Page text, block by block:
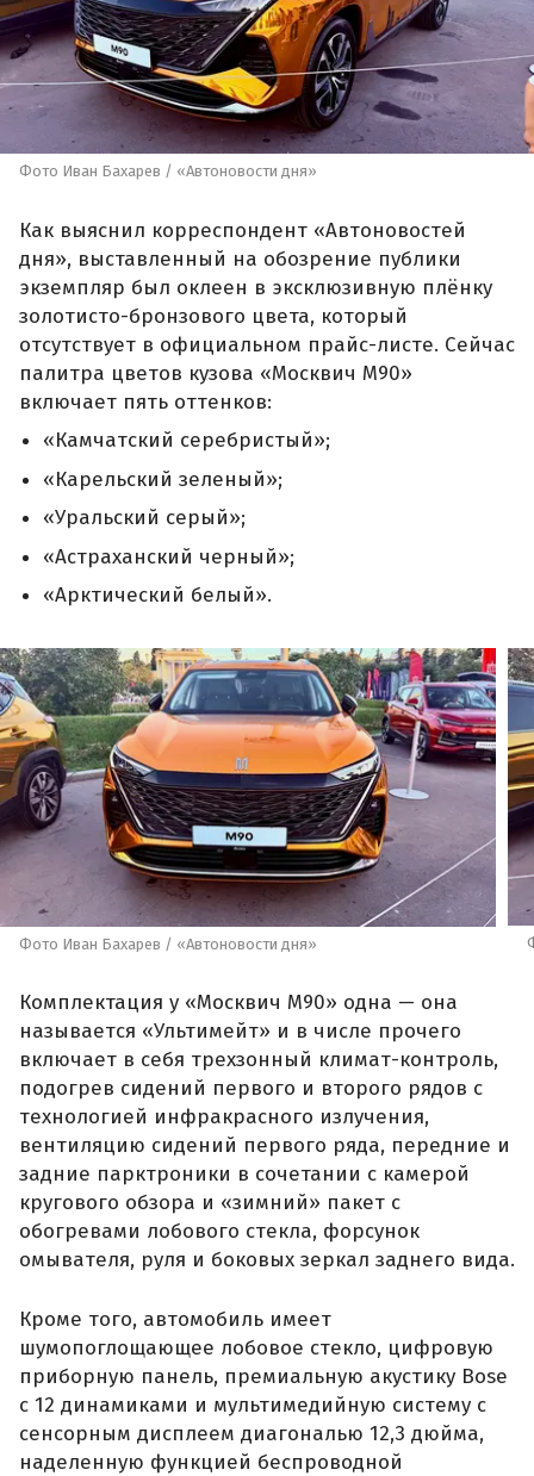
Фото Иван Бахарев / «Автоновости дня»
Как выяснил корреспондент «Автоновостей
дня», выставленный на обозрение публики
экземпляр был оклеен в эксклюзивную плёнку
золотисто-бронзового цвета, который
отсутствует в официальном прайс-листе. Сейчас
палитра цветов кузова «Москвич М90»
включает пять оттенков:
«Камчатский серебристый»;
«Карельский зеленый»;
«Уральский серый»;
«Астраханский черный»;
«Арктический белый».
Фото Иван Бахарев / «Автоновости дня»
Комплектация у «Москвич М90» одна — она
называется «Ультимейт» и в числе прочего
включает в себя трехзонный климат-контроль,
подогрев сидений первого и второго рядов с
технологией инфракрасного излучения,
вентиляцию сидений первого ряда, передние и
задние парктроники в сочетании с камерой
кругового обзора и «зимний» пакет с
обогревами лобового стекла, форсунок
омывателя, руля и боковых зеркал заднего вида.
Кроме того, автомобиль имеет
шумопоглощающее лобовое стекло, цифровую
приборную панель, премиальную акустику Bose
с 12 динамиками и мультимедийную систему с
сенсорным дисплеем диагональю 12,3 дюйма,
наделенную функцией беспроводной